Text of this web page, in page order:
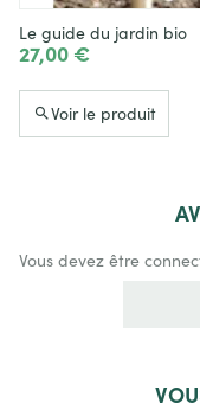
Le guide du jardin bio
27,00 €
Voir le produit
Vous devez être